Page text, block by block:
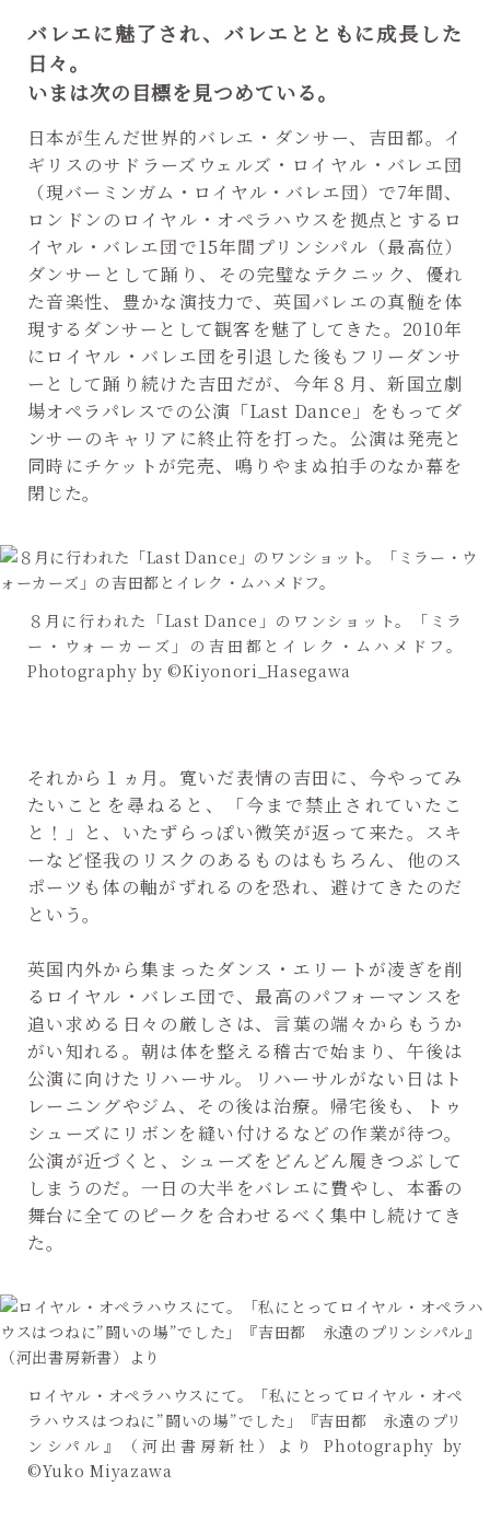
バレエに魅了され、バレエとともに成長した
日々。
いまは次の目標を見つめている。
日本が生んだ世界的バレエ・ダンサー、吉田都。イ
ギリスのサドラーズウェルズ・ロイヤル・バレエ団
（現バーミンガム・ロイヤル・バレエ団）で7年間、
ロンドンのロイヤル・オペラハウスを拠点とするロ
イヤル・バレエ団で15年間プリンシパル（最高位）
ダンサーとして踊り、その完璧なテクニック、優れ
た音楽性、豊かな演技力で、英国バレエの真髄を体
現するダンサーとして観客を魅了してきた。2010年
にロイヤル・バレエ団を引退した後もフリーダンサ
ーとして踊り続けた吉田だが、今年８月、新国立劇
場オペラパレスでの公演「Last Dance」をもってダ
ンサーのキャリアに終止符を打った。公演は発売と
同時にチケットが完売、鳴りやまぬ拍手のなか幕を
閉じた。
８月に行われた「Last Dance」のワンショット。「ミラ
ー・ウォーカーズ」の吉田都とイレク・ムハメドフ。
Photography by ©Kiyonori_Hasegawa
それから１ヵ月。寛いだ表情の吉田に、今やってみ
たいことを尋ねると、「今まで禁止されていたこ
と！」と、いたずらっぽい微笑が返って来た。スキ
ーなど怪我のリスクのあるものはもちろん、他のス
ポーツも体の軸がずれるのを恐れ、避けてきたのだ
という。
英国内外から集まったダンス・エリートが凌ぎを削
るロイヤル・バレエ団で、最高のパフォーマンスを
追い求める日々の厳しさは、言葉の端々からもうか
がい知れる。朝は体を整える稽古で始まり、午後は
公演に向けたリハーサル。リハーサルがない日はト
レーニングやジム、その後は治療。帰宅後も、トゥ
シューズにリボンを縫い付けるなどの作業が待つ。
公演が近づくと、シューズをどんどん履きつぶして
しまうのだ。一日の大半をバレエに費やし、本番の
舞台に全てのピークを合わせるべく集中し続けてき
た。
ロイヤル・オペラハウスにて。「私にとってロイヤル・オペ
ラハウスはつねに”闘いの場”でした」『吉田都 永遠のプリ
ンシパル』（河出書房新社）より Photography by
©Yuko Miyazawa